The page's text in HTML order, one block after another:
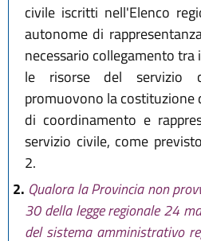
civile iscritti nell'Elenco
autonome di
necessario collegamento
le risorse del servizio
promuovono la costituzione
di coordinamento e
servizio civile, come
2.
2. Qualora la Provincia non
30 della legge regionale 24
del sistema amministrativo